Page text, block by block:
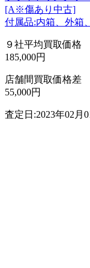
[A※傷あり中古]
付属品:内箱、外箱
９社平均買取価格
185,000円
店舗間買取価格差
55,000円
査定日:2023年02月